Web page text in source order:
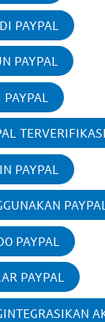
PAYPAL
PAYPAL
TERVERIFIKASI
PAYPAL
PAYPAL
PAYPAL